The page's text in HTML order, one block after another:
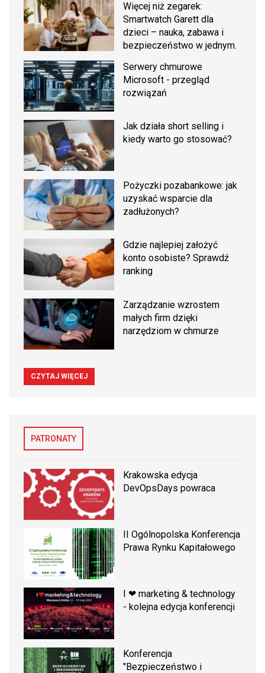
Więcej niż zegarek:
Smartwatch Garett dla
dzieci – nauka, zabawa i
bezpieczeństwo w jednym.
Serwery chmurowe
Microsoft - przegląd
rozwiązań
Jak działa short selling i
kiedy warto go stosować?
Pożyczki pozabankowe: jak
uzyskać wsparcie dla
zadłużonych?
Gdzie najlepiej założyć
konto osobiste? Sprawdź
ranking
Zarządzanie wzrostem
małych firm dzięki
narzędziom w chmurze
CZYTAJ WIĘCEJ
PATRONATY
Krakowska edycja
DevOpsDays powraca
II Ogólnopolska Konferencja
Prawa Rynku Kapitałowego
I ❤ marketing & technology
- kolejna edycja konferencji
Konferencja
"Bezpieczeństwo i